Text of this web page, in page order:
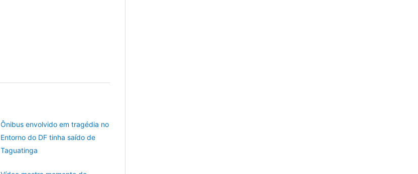
Ônibus envolvido em tragédia no
Entorno do DF tinha saído de
Taguatinga